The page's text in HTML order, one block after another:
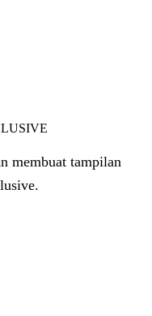
membuat tampilan